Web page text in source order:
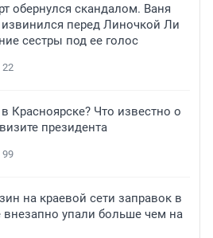
обернулся скандалом. Ваня
перед Линочкой Ли
сестры под ее голос
22
Красноярске? Что известно о
президента
99
на краевой сети заправок в
внезапно упали больше чем на